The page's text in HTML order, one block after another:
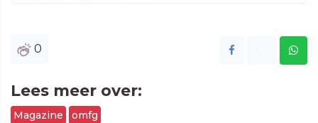
0
Lees meer over:
Magazine omfg